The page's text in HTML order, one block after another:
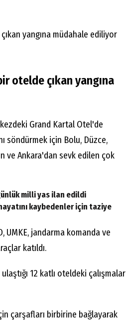
otelde çıkan yangına
Grand Kartal Otel'de
söndürmek için Bolu, Düzce,
ve Ankara'dan sevk edilen çok
milli yas ilan edildi
kaybedenler için taziye
UMKE, jandarma komanda ve
katıldı.
12 katlı oteldeki çalışmalar
çarşafları birbirine bağlayarak